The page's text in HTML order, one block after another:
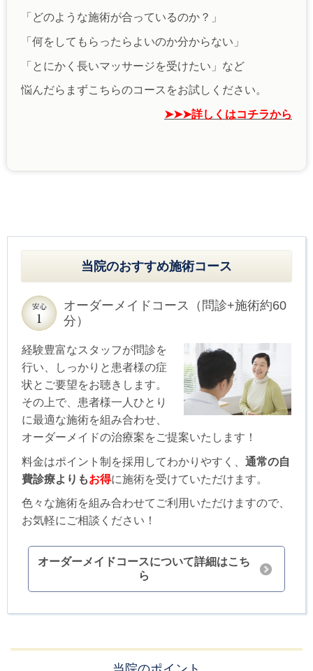
「どのような施術が合っているのか？」
「何をしてもらったらよいのか分からない」
「とにかく長いマッサージを受けたい」など
悩んだらまずこちらのコースをお試しください。
➤➤➤詳しくはコチラから
当院のおすすめ施術コース
オーダーメイドコース（問診+施術約60
分）
経験豊富なスタッフが問診を
行い、しっかりと患者様の症
状とご要望をお聴きします。
その上で、患者様一人ひとり
に最適な施術を組み合わせ、
オーダーメイドの治療案をご提案いたします！
料金はポイント制を採用してわかりやすく、 通常の自
費診療よりもお得に施術を受けていただけます。
色々な施術を組み合わせてご利用いただけますので、
お気軽にご相談ください！
オーダーメイドコースについて詳細はこち
ら